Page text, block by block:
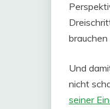
Und
nicht
seiner